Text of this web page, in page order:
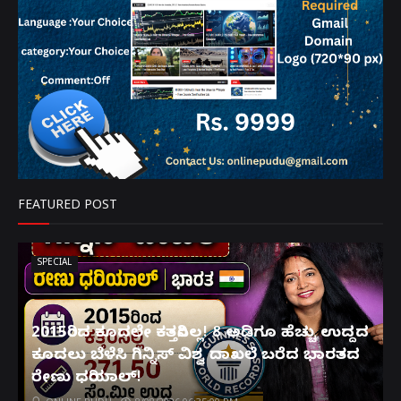
FEATURED POST
SPECIAL
2015ರಿಂದ ಕೂದಲೇ ಕತ್ತರಿಸಿಲ್ಲ! 8 ಅಡಿಗೂ ಹೆಚ್ಚು ಉದ್ದದ
ಕೂದಲು ಬೆಳೆಸಿ ಗಿನ್ನಿಸ್ ವಿಶ್ವ ದಾಖಲೆ ಬರೆದ ಭಾರತದ
ರೇಣು ಧರಿಯಾಲ್!